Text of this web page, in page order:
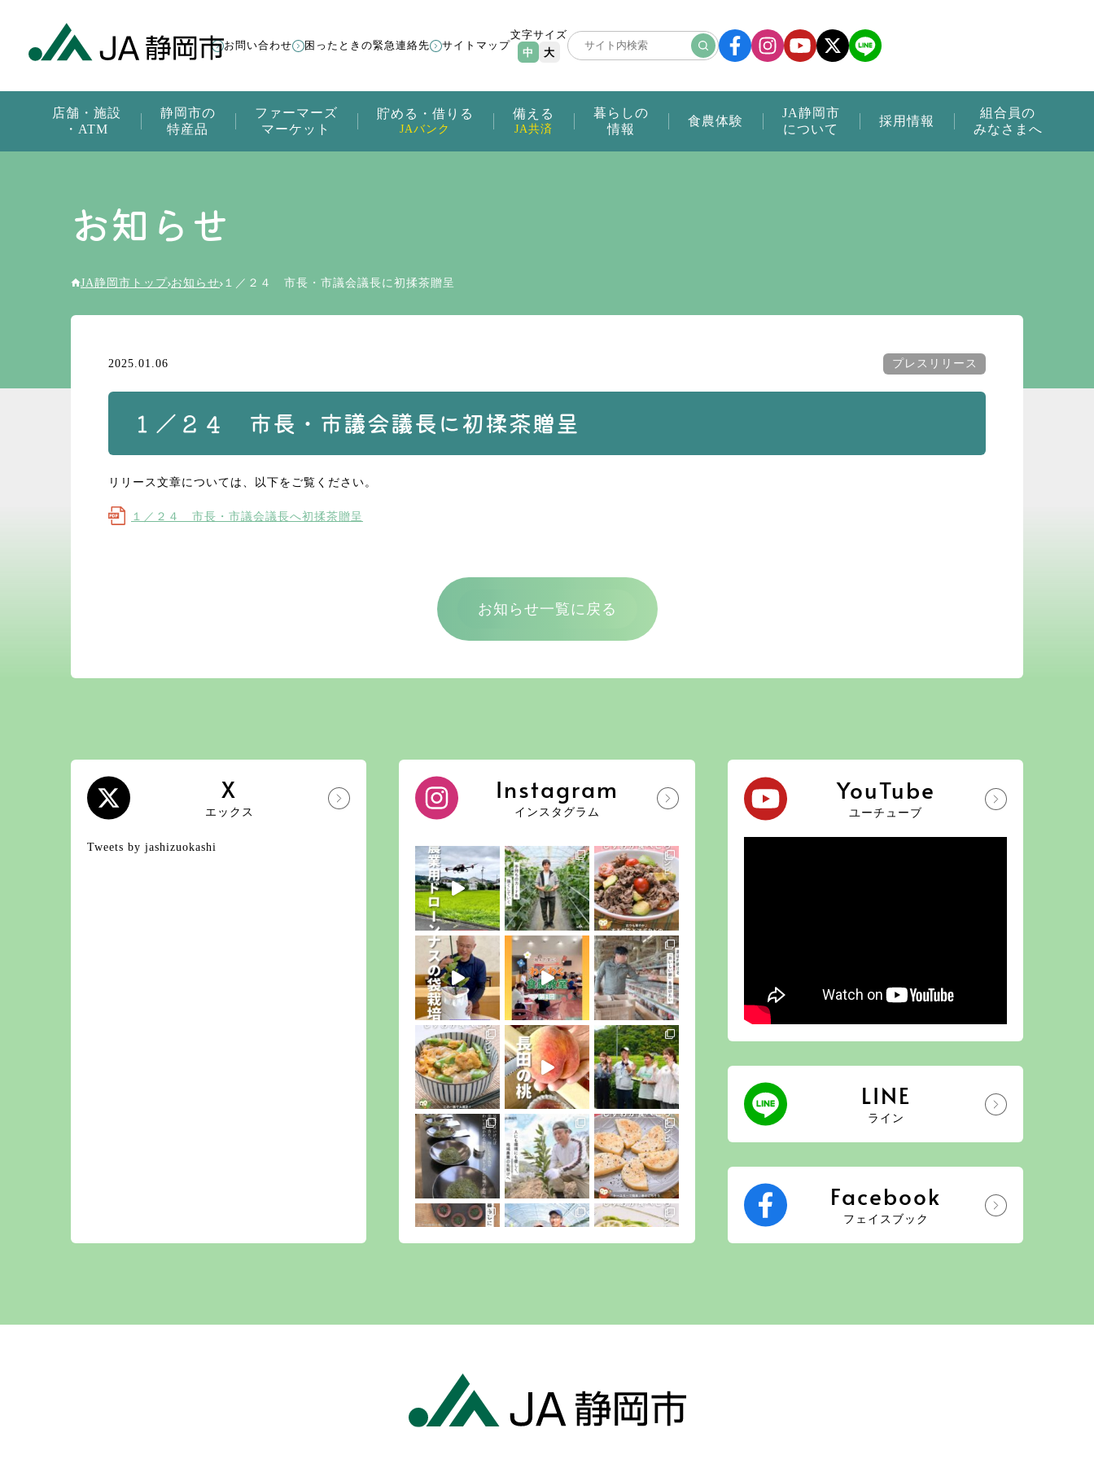
店舗・施設
・ATM
静岡市の
特産品
ファーマーズ
マーケット
貯める・借りる
JAバンク
備える
JA共済
暮らしの
情報
食農体験
JA静岡市
について
採用情報
組合員の
みなさまへ
お問い合わせ 困ったときの緊急連絡先 サイトマップ
文字サイズ
中
大
お知らせ
JA静岡市トップ お知らせ １／２４ 市長・市議会議長に初揉茶贈呈
2025.01.06 プレスリリース
１／２４ 市長・市議会議長に初揉茶贈呈
リリース文章については、以下をご覧ください。
１／２４ 市長・市議会議長へ初揉茶贈呈
お知らせ一覧に戻る
X
エックス
Tweets by jashizuokashi
Instagram
インスタグラム
YouTube
ユーチューブ
LINE
ライン
Facebook
フェイスブック